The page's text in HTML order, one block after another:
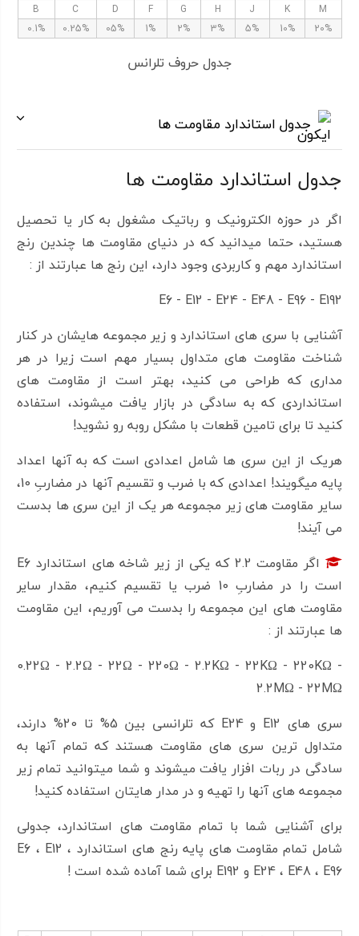
M
K
J
H
G
F
D
C
B
20%
10%
5%
3%
2%
1%
05%
0.25%
0.1%
جدول حروف تلرانس
جدول استاندارد مقاومت ها
جدول استاندارد مقاومت ها
اگر در حوزه الکترونیک و رباتیک مشغول به کار یا تحصیل
هستید، حتما میدانید که در دنیای مقاومت ها چندین رنج
استاندارد مهم و کاربردی وجود دارد، این رنج ها عبارتند از :
E6 - E12 - E24 - E48 - E96 - E192
آشنایی با سری های استاندارد و زیر مجموعه هایشان در کنار
شناخت مقاومت های متداول بسیار مهم است زیرا در هر
مداری که طراحی می کنید، بهتر است از مقاومت های
استانداردی که به سادگی در بازار یافت میشوند، استفاده
کنید تا برای تامین قطعات با مشکل روبه رو نشوید!
هریک از این سری ها شامل اعدادی است که به آنها اعداد
پایه میگویند! اعدادی که با ضرب و تقسیم آنها در مضاربِ 10،
سایر مقاومت های زیر مجموعه هر یک از این سری ها بدست
می آیند!
اگر مقاومت 2.2 که یکی از زیر شاخه های استاندارد E6
است را در مضاربِ 10 ضرب یا تقسیم کنیم، مقدار سایر
مقاومت های این مجموعه را بدست می آوریم، این مقاومت
ها عبارتند از :
0.22Ω - 2.2Ω - 22Ω - 220Ω - 2.2KΩ - 22KΩ - 220KΩ -
2.2MΩ - 22MΩ
سری های E12 و E24 که تلرانسی بین 5% تا 20% دارند،
متداول ترین سری های مقاومت هستند که تمام آنها به
سادگی در ربات افزار یافت میشوند و شما میتوانید تمام زیر
مجموعه های آنها را تهیه و در مدار هایتان استفاده کنید!
برای آشنایی شما با تمام مقاومت های استاندارد، جدولی
شامل تمام مقاومت های پایه رنج های استاندارد E6 ، E12 ،
E24 ، E48 ، E96 و E192 برای شما آماده شده است !